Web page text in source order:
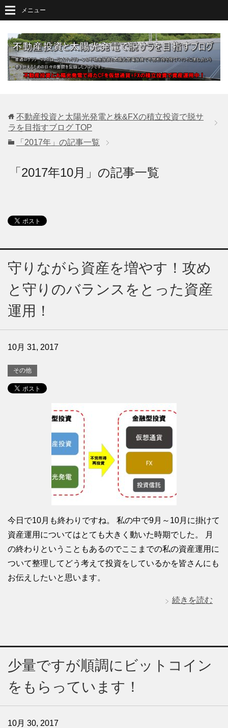
メニュー
不動産投資と太陽光発電と株&FXの積立投資で脱サ
ラを目指すブログ TOP
「2017年」の記事一覧
「2017年10月」の記事一覧
守りながら資産を増やす！攻め
と守りのバランスをとった資産
運用！
10月 31, 2017
その他
今日で10月も終わりですね。 私の中で9月～10月に掛けて
資産運用についてはとても大きく動いた時期でした。 月
の終わりということもあるのでここまでの私の資産運用に
ついて整理してどう考えて投資をしているかを皆さんにも
お伝えしたいと思います。
続きを読む
少量ですが順調にビットコイン
をもらっています！
10月 30, 2017